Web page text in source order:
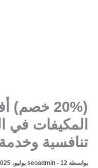
(20%
المكيفات في
تنافسية
بواسطة seoadmin - 12 يوليو، 2025